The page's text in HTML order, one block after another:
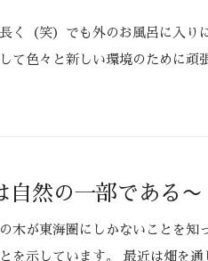
く（笑）でも外のお風呂に入り
て色々と新しい環境のために頑
自然の一部である〜
木が東海圏にしかないことを知
を示しています。 最近は畑を通